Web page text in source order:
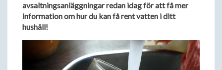
avsaltningsanläggningar redan idag för att få mer
information om hur du kan få rent vatten i ditt
hushåll!